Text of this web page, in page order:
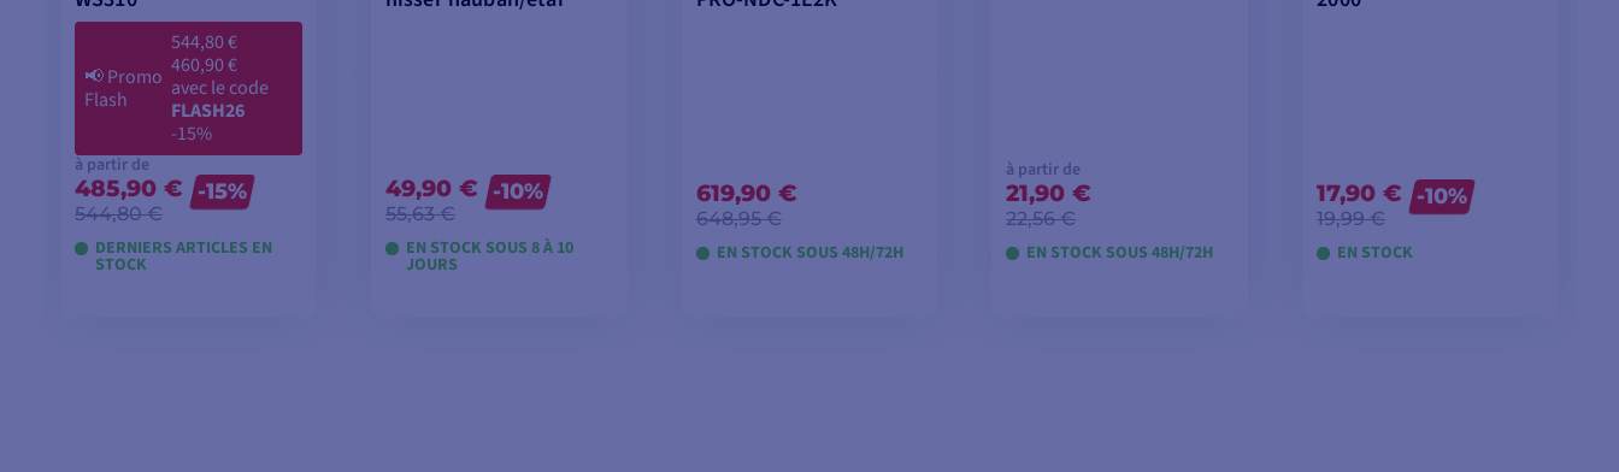
📢Promo
Flash
544,80 €
460,90 €
avec le code
FLASH26
-15%
à partir de
485,90 €
544,80 €
-15%
DERNIERS ARTICLES EN
STOCK
49,90 €
55,63 €
-10%
EN STOCK SOUS 8 À 10
JOURS
619,90 €
648,95 €
EN STOCK SOUS 48H/72H
à partir de
21,90 €
22,56 €
EN STOCK SOUS 48H/72H
17,90 €
19,99 €
-10%
EN STOCK